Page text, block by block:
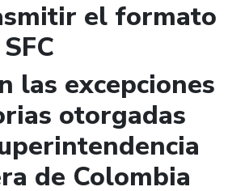
el formato
las excepciones
otorgadas
de Colombia